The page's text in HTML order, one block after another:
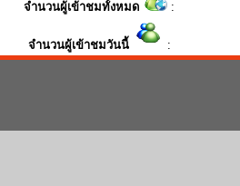
จำนวนผู้เข้าชมทั้งหมด :
จำนวนผู้เข้าชมวันนี้ :